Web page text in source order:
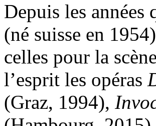
Depuis les
(né suisse en
celles pour la
l’esprit les opéras
(Graz, 1994),